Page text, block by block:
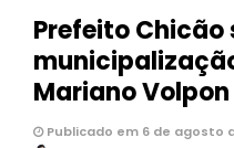
Prefeito Chicão
Mariano
Publicado em 6 de agosto